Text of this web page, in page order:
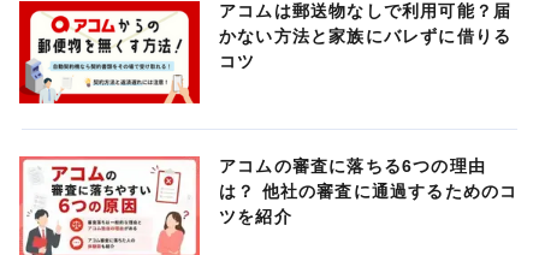
アコムは郵送物なしで利用可能？届
かない方法と家族にバレずに借りる
コツ
アコムの審査に落ちる6つの理由
は？ 他社の審査に通過するためのコ
ツを紹介